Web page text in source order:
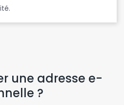
une adresse e-
?